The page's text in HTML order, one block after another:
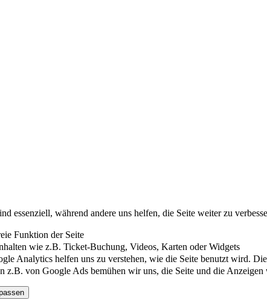
essenziell, während andere uns helfen, die Seite weiter zu
Funktion der Seite
wie z.B. Ticket-Buchung, Videos, Karten oder Widgets
Analytics helfen uns zu verstehen, wie die Seite benutzt wird.
z.B. von Google Ads bemühen wir uns, die Seite und die Anzeigen